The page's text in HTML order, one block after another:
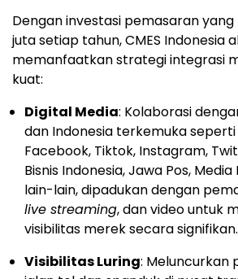
Dengan investasi pemasaran yang
juta setiap tahun, CMES Indonesia
memanfaatkan strategi integrasi
kuat:
Digital Media: Kolaborasi
dan Indonesia terkemuka seperti
Facebook, Tiktok, Instagram,
Bisnis Indonesia, Jawa Pos,
lain-lain, dipadukan dengan
live streaming, dan video untuk
visibilitas merek secara signifikan.
Visibilitas Luring: Meluncurkan